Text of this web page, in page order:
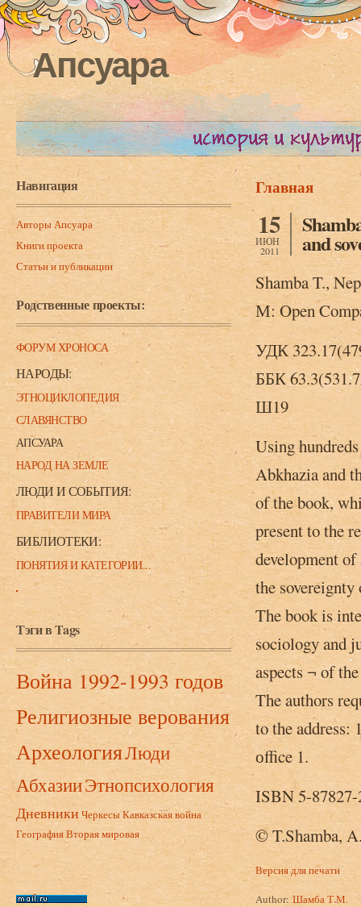
Апсуара
Навигация
Авторы Апсуара
Книги проекта
Статьи и публикации
Родственные проекты:
ФОРУМ ХРОНОСА
НАРОДЫ:
ЭТНОЦИКЛОПЕДИЯ
СЛАВЯНСТВО
АПСУАРА
НАРОД НА ЗЕМЛЕ
ЛЮДИ И СОБЫТИЯ:
ПРАВИТЕЛИ МИРА
БИБЛИОТЕКИ:
ПОНЯТИЯ И КАТЕГОРИИ...
Тэги в Tags
Война 1992-1993 годов
Религиозные верования
АрхеологияЛюди
АбхазииЭтнопсихология
Дневники ЧеркесыКавказская война
ГеографияВторая мировая
Вы здесь
Главная
15
ИЮН
2011 and
Shamba T.,
М: Open
УДК
ББК
Ш19
Using
Abkhazia and
of the book,
present to the
development
the
The book is
sociology and
aspects ¬ of
The authors
to the address:
оffice 1.
ISBN 5-
© T.Shamba,
Версия для печати
Author: Шамба Т.М.